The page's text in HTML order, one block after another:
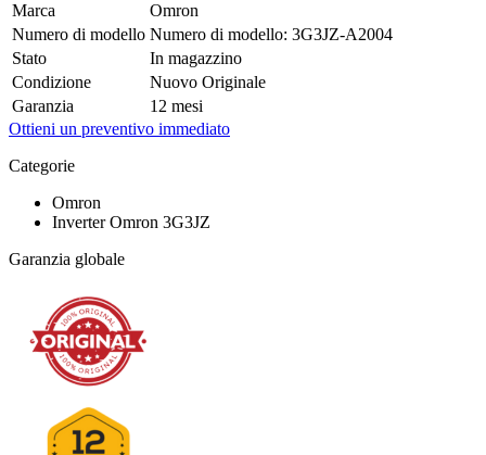
Marca
Omron
Numero di modello Numero di modello: 3G3JZ-A2004
Stato
In magazzino
Condizione
Nuovo Originale
Garanzia
12 mesi
Ottieni un preventivo immediato
Categorie
Omron
Inverter Omron 3G3JZ
Garanzia globale